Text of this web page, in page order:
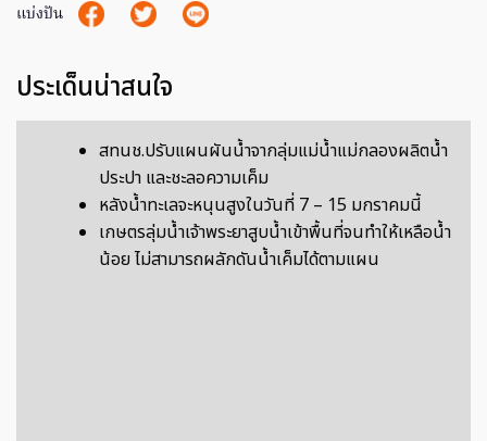
แบ่งปัน
ประเด็นน่าสนใจ
สทนช.ปรับแผนผันน้ำจากลุ่มแม่น้ำแม่กลองผลิตน้ำ
ประปา และชะลอความเค็ม
หลังน้ำทะเลจะหนุนสูงในวันที่ 7 – 15 มกราคมนี้
เกษตรลุ่มน้ำเจ้าพระยาสูบน้ำเข้าพื้นที่จนทำให้เหลือน้ำ
น้อย ไม่สามารถผลักดันน้ำเค็มได้ตามแผน